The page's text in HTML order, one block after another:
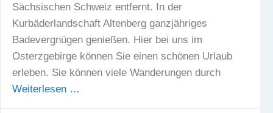
Sächsischen Schweiz entfernt. In der
Kurbäderlandschaft Altenberg ganzjähriges
Badevergnügen genießen. Hier bei uns im
Osterzgebirge können Sie einen schönen Urlaub
erleben. Sie können viele Wanderungen durch
Weiterlesen …